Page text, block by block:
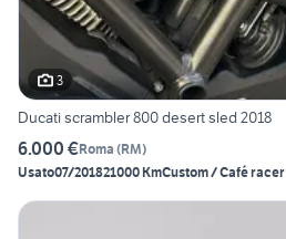
3
Ducati scrambler 800 desert sled 2018
6.000 €Roma (RM)
Usato07/201821000 KmCustom / Café racer